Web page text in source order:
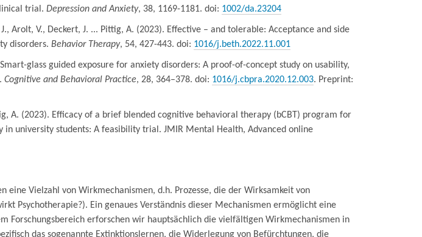
trial. Depression and Anxiety, 38, 1169-1181. doi: 1002/da.23204
Arolt, V., Deckert, J. ... Pittig, A. (2023). Effective – and tolerable: Acceptance and side
disorders. Behavior Therapy, 54, 427-443. doi: 1016/j.beth.2022.11.001
glass guided exposure for anxiety disorders: A proof-of-concept study on usability,
Cognitive and Behavioral Practice, 28, 364–378. doi: 1016/j.cbpra.2020.12.003. Preprint:
A. (2023). Efficacy of a brief blended cognitive behavioral therapy (bCBT) program for
university students: A feasibility trial. JMIR Mental Health, Advanced online
eine Vielzahl von Wirkmechanismen, d.h. Prozesse, die der Wirksamkeit von
Psychotherapie?). Ein genaues Verständnis dieser Mechanismen ermöglicht eine
Forschungsbereich erforschen wir hauptsächlich die vielfältigen Wirkmechanismen in
das sogenannte Extinktionslernen, die Widerlegung von Befürchtungen, die